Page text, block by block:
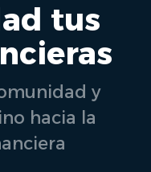
tus
y
hacia la